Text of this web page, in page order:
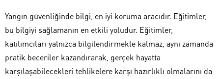
Yangın güvenliğinde bilgi, en iyi koruma aracıdır. Eğitimler,
bu bilgiyi sağlamanın en etkili yoludur. Eğitimler,
katılımcıları yalnızca bilgilendirmekle kalmaz, aynı zamanda
pratik beceriler kazandırarak, gerçek hayatta
karşılaşabilecekleri tehlikelere karşı hazırlıklı olmalarını da